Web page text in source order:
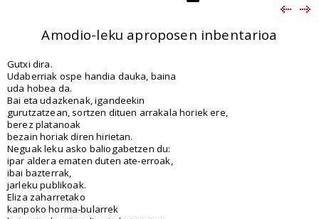
Amodio-leku aproposen inbentarioa
Gutxi dira.
Udaberriak ospe handia dauka, baina
uda hobea da.
Bai eta udazkenak, igandeekin
gurutzatzean, sortzen dituen arrakala horiek ere,
berez platanoak
bezain horiak diren hirietan.
Neguak leku asko baliogabetzen du:
ipar aldera ematen duten ate-erroak,
ibai bazterrak,
jarleku publikoak.
Eliza zaharretako
kanpoko horma-bularrek